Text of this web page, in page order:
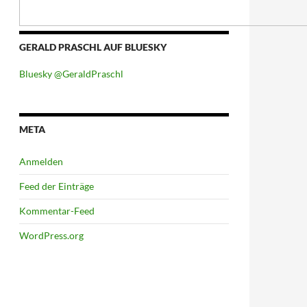
GERALD PRASCHL AUF BLUESKY
Bluesky @GeraldPraschl
META
Anmelden
Feed der Einträge
Kommentar-Feed
WordPress.org